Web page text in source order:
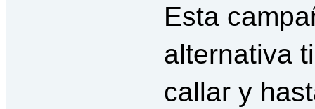
Esta
alternativa
callar y